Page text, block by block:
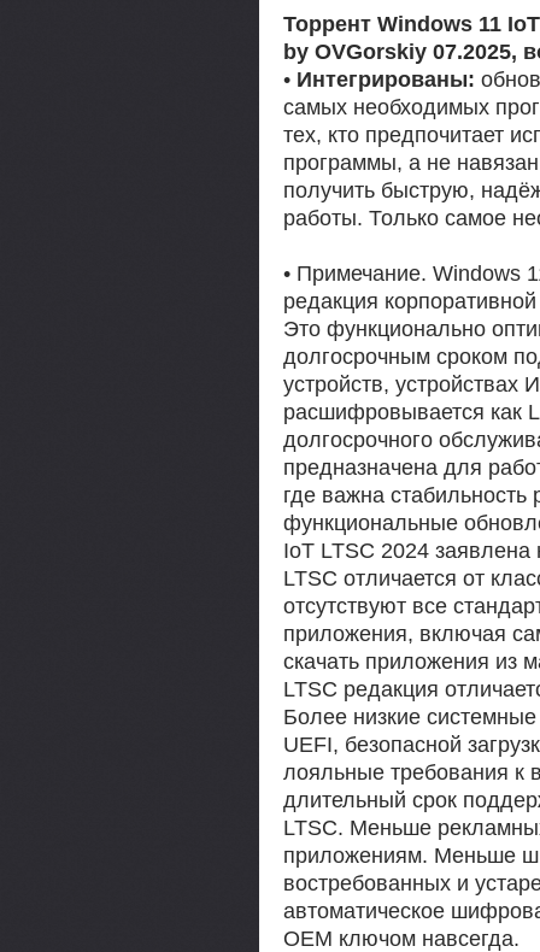
Торрент Windows 11
by OVGorskiy 07.2025,
• Интегрированы:
самых необходимых
тех, кто предпочитает
программы, а не
получить быструю,
работы. Только самое
• Примечание. Windows
редакция
Это функционально
долгосрочным сроком
устройств, устройствах
расшифровывается как
долгосрочного
предназначена для
где важна
функциональные
IoT LTSC 2024 заявлена
LTSC отличается от
отсутствуют все
приложения, включая
скачать приложения из
LTSC редакция
Более низкие
UEFI, безопасной
лояльные требования к
длительный срок
LTSC. Меньше
приложениям. Меньше
востребованных и
автоматическое
OEM ключом навсегда.